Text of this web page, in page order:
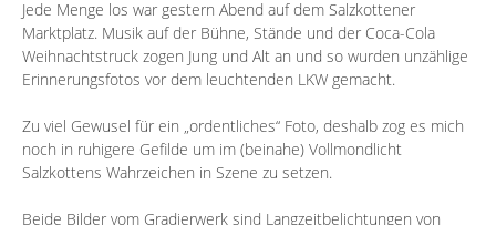
Jede Menge los war gestern Abend auf dem Salzkottener
Marktplatz. Musik auf der Bühne, Stände und der Coca-Cola
Weihnachtstruck zogen Jung und Alt an und so wurden unzählige
Erinnerungsfotos vor dem leuchtenden LKW gemacht.
Zu viel Gewusel für ein „ordentliches“ Foto, deshalb zog es mich
noch in ruhigere Gefilde um im (beinahe) Vollmondlicht
Salzkottens Wahrzeichen in Szene zu setzen.
Beide Bilder vom Gradierwerk sind Langzeitbelichtungen von